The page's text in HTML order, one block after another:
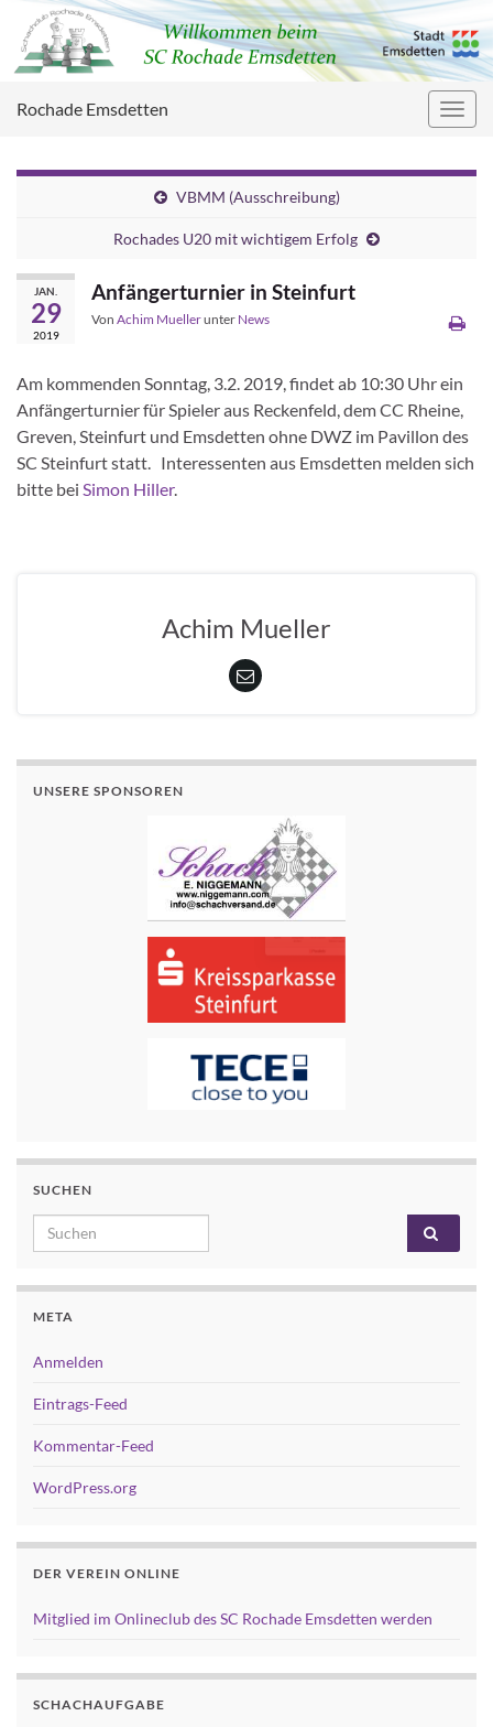
Rochade Emsdetten
VBMM (Ausschreibung)
Rochades U20 mit wichtigem Erfolg
JAN.
29
2019
Anfängerturnier in Steinfurt
Von Achim Muellerunter News
Am kommenden Sonntag, 3.2. 2019, findet ab 10:30 Uhr ein
Anfängerturnier für Spieler aus Reckenfeld, dem CC Rheine,
Greven, Steinfurt und Emsdetten ohne DWZ im Pavillon des
SC Steinfurt statt. Interessenten aus Emsdetten melden sich
bitte bei Simon Hiller.
Achim Mueller
UNSERE SPONSOREN
SUCHEN
Search for:
META
Anmelden
Eintrags-Feed
Kommentar-Feed
WordPress.org
DER VEREIN ONLINE
Mitglied im Onlineclub des SC Rochade Emsdetten werden
SCHACHAUFGABE